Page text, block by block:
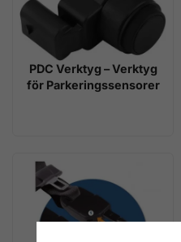
PDC Verktyg – Verktyg
för Parkeringssensorer